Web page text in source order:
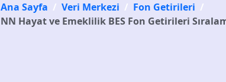
Ana Sayfa / Veri Merkezi / Fon Getirileri /
NN Hayat ve Emeklilik BES Fon Getirileri